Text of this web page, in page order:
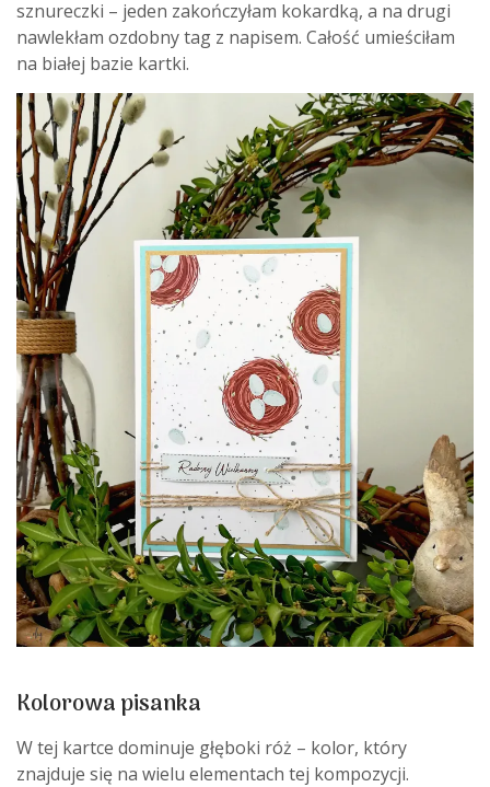
sznureczki – jeden zakończyłam kokardką, a na drugi
nawlekłam ozdobny tag z napisem. Całość umieściłam
na białej bazie kartki.
Kolorowa pisanka
W tej kartce dominuje głęboki róż – kolor, który
znajduje się na wielu elementach tej kompozycji.